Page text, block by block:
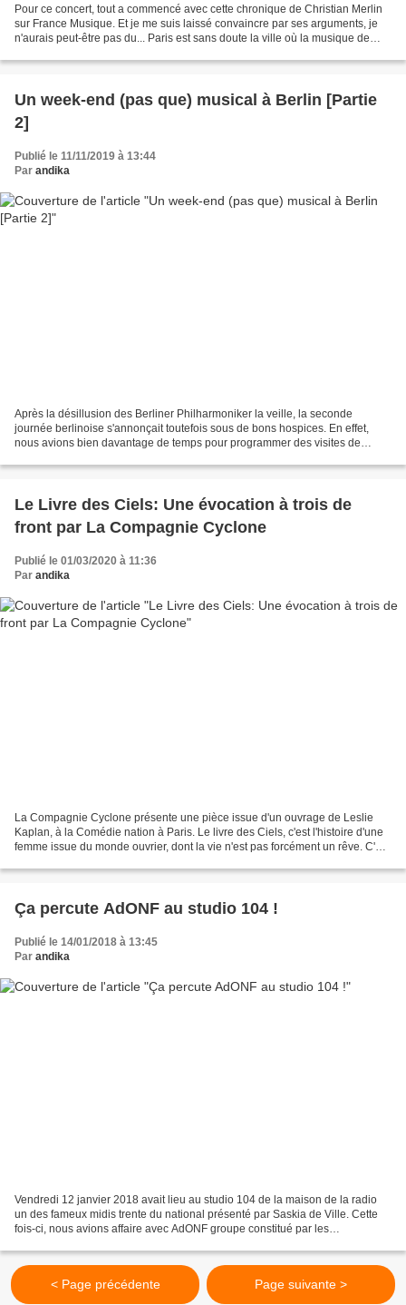
Pour ce concert, tout a commencé avec cette chronique de Christian Merlin
sur France Musique. Et je me suis laissé convaincre par ses arguments, je
n'aurais peut-être pas du... Paris est sans doute la ville où la musique de
Un week-end (pas que) musical à Berlin [Partie
2]
Publié le 11/11/2019 à 13:44
Par andika
Après la désillusion des Berliner Philharmoniker la veille, la seconde
journée berlinoise s'annonçait toutefois sous de bons hospices. En effet,
nous avions bien davantage de temps pour programmer des visites de
Le Livre des Ciels: Une évocation à trois de
front par La Compagnie Cyclone
Publié le 01/03/2020 à 11:36
Par andika
La Compagnie Cyclone présente une pièce issue d'un ouvrage de Leslie
Kaplan, à la Comédie nation à Paris. Le livre des Ciels, c'est l'histoire d'une
femme issue du monde ouvrier, dont la vie n'est pas forcément un rêve. C'est
Ça percute AdONF au studio 104 !
Publié le 14/01/2018 à 13:45
Par andika
Vendredi 12 janvier 2018 avait lieu au studio 104 de la maison de la radio
un des fameux midis trente du national présenté par Saskia de Ville. Cette
fois-ci, nous avions affaire avec AdONF groupe constitué par les
< Page précédente Page suivante >